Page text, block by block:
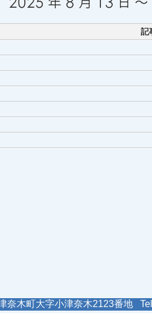
記
木町大字小津奈木2123番地